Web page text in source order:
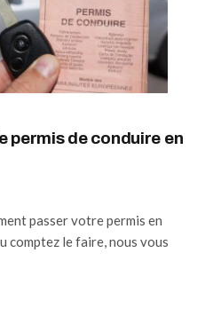
permis de conduire en
passer votre permis en
comptez le faire, nous vous